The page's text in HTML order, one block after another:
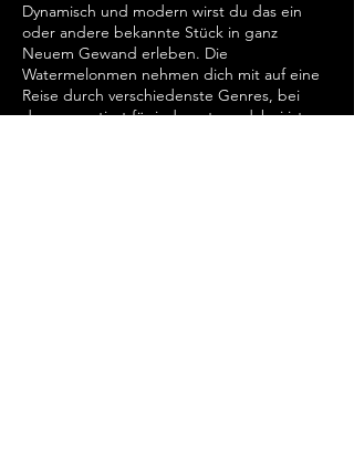
Dynamisch und modern wirst du das ein
oder andere bekannte Stück in ganz
Neuem Gewand erleben. Die
Watermelonmen nehmen dich mit auf eine
Reise durch verschiedenste Genres, bei
dem garantiert für jeden etwas dabei ist.